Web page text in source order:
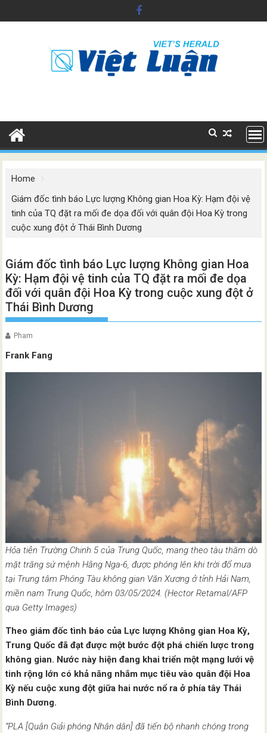
to
Home
Giám đốc tình báo Lực lượng Không gian Hoa Kỳ: Hạm đội vệ
tinh của TQ đặt ra mối đe dọa đối với quân đội Hoa Kỳ trong
cuộc xung đột ở Thái Bình Dương
Giám đốc tình báo Lực lượng Không gian Hoa
Kỳ: Hạm đội vệ tinh của TQ đặt ra mối đe dọa
đối với quân đội Hoa Kỳ trong cuộc xung đột ở
Thái Bình Dương
Pham
Frank Fang
Hỏa tiễn Trường Chinh 5 của Trung Quốc, mang theo tàu thăm dò
mặt trăng sứ mệnh Hằng Nga-6, được phóng lên khi trời đổ mưa
tại Trung tâm Phóng Tàu không gian Văn Xương ở tỉnh Hải Nam,
miền nam Trung Quốc, hôm 03/05/2024. (Hector Retamal/AFP
qua Getty Images)
Theo giám đốc tình báo của Lực lượng Không gian Hoa Kỳ,
Trung Quốc đã đạt được một bước đột phá chiến lược trong
không gian. Nước này hiện đang khai triển một mạng lưới vệ
tinh rộng lớn có khả năng nhắm mục tiêu vào quân đội Hoa
Kỳ nếu cuộc xung đột giữa hai nước nổ ra ở phía tây Thái
Bình Dương.
“PLA [Quân Giải phóng Nhân dân] đã tiến bộ nhanh chóng trong